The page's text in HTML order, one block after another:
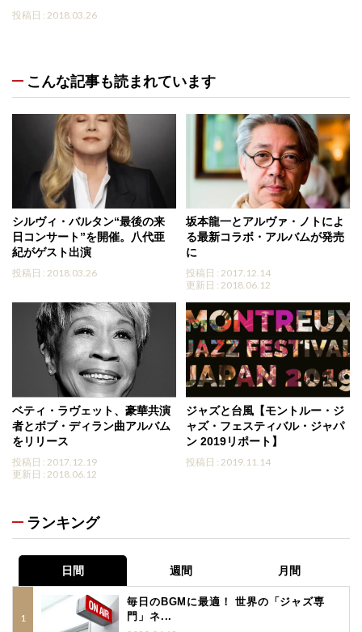
投稿日 : 2018.03.26
こんな記事も読まれています
シルヴィ・バルタン“最後の来
日コンサート”を開催。八代亜
紀がゲスト出演
投稿日 : 2018.03.26
坂本龍一とアルヴァ・ノトによ
る最新コラボ・アルバムが発売
に
投稿日 : 2017.12.14
更新日 : 2018.06.12
ベティ・ラヴェット、豪華共演
者とボブ・ディラン曲アルバム
をリリース
投稿日 : 2017.12.19
更新日 : 2018.06.12
ジャズと台風【モントルー・ジ
ャズ・フェスティバル・ジャパ
ン 2019リポート】
投稿日 : 2019.11.14
ランキング
日間 週間 月間
毎日のBGMに最適！ 世界の「ジャズ専
門」ネ...